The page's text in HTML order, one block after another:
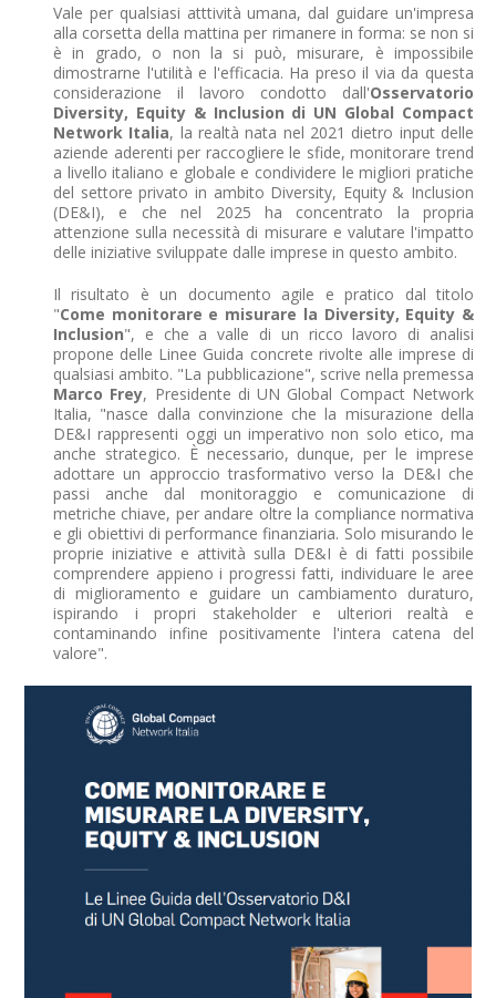
Vale per qualsiasi atttività umana, dal guidare un'impresa
alla corsetta della mattina per rimanere in forma: se non si
è in grado, o non la si può, misurare, è impossibile
dimostrarne l'utilità e l'efficacia. Ha preso il via da questa
considerazione il lavoro condotto dall'Osservatorio
Diversity, Equity & Inclusion di UN Global Compact
Network Italia, la realtà nata nel 2021 dietro input delle
aziende aderenti per raccogliere le sfide, monitorare trend
a livello italiano e globale e condividere le migliori pratiche
del settore privato in ambito Diversity, Equity & Inclusion
(DE&I), e che nel 2025 ha concentrato la propria
attenzione sulla necessità di misurare e valutare l'impatto
delle iniziative sviluppate dalle imprese in questo ambito.
Il risultato è un documento agile e pratico dal titolo
"Come monitorare e misurare la Diversity, Equity &
Inclusion", e che a valle di un ricco lavoro di analisi
propone delle Linee Guida concrete rivolte alle imprese di
qualsiasi ambito. "La pubblicazione", scrive nella premessa
Marco Frey, Presidente di UN Global Compact Network
Italia, "nasce dalla convinzione che la misurazione della
DE&I rappresenti oggi un imperativo non solo etico, ma
anche strategico. È necessario, dunque, per le imprese
adottare un approccio trasformativo verso la DE&I che
passi anche dal monitoraggio e comunicazione di
metriche chiave, per andare oltre la compliance normativa
e gli obiettivi di performance finanziaria. Solo misurando le
proprie iniziative e attività sulla DE&I è di fatti possibile
comprendere appieno i progressi fatti, individuare le aree
di miglioramento e guidare un cambiamento duraturo,
ispirando i propri stakeholder e ulteriori realtà e
contaminando infine positivamente l'intera catena del
valore".